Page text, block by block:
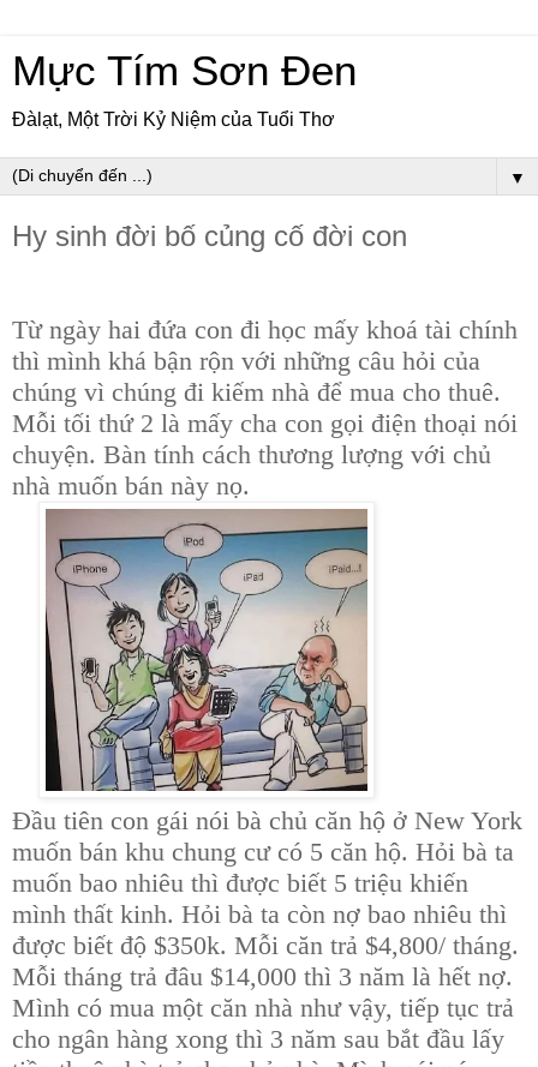
Mực Tím Sơn Đen
Đàlạt, Một Trời Kỷ Niệm của Tuổi Thơ
▼
Hy sinh đời bố củng cố đời con
Từ ngày hai đứa con đi học mấy khoá tài chính
thì mình khá bận rộn với những câu hỏi của
chúng vì chúng đi kiếm nhà để mua cho thuê.
Mỗi tối thứ 2 là mấy cha con gọi điện thoại nói
chuyện. Bàn tính cách thương lượng với chủ
nhà muốn bán này nọ.
Đầu tiên con gái nói bà chủ căn hộ ở New York
muốn bán khu chung cư có 5 căn hộ. Hỏi bà ta
muốn bao nhiêu thì được biết 5 triệu khiến
mình thất kinh. Hỏi bà ta còn nợ bao nhiêu thì
được biết độ $350k. Mỗi căn trả $4,800/ tháng.
Mỗi tháng trả đâu $14,000 thì 3 năm là hết nợ.
Mình có mua một căn nhà như vậy, tiếp tục trả
cho ngân hàng xong thì 3 năm sau bắt đầu lấy